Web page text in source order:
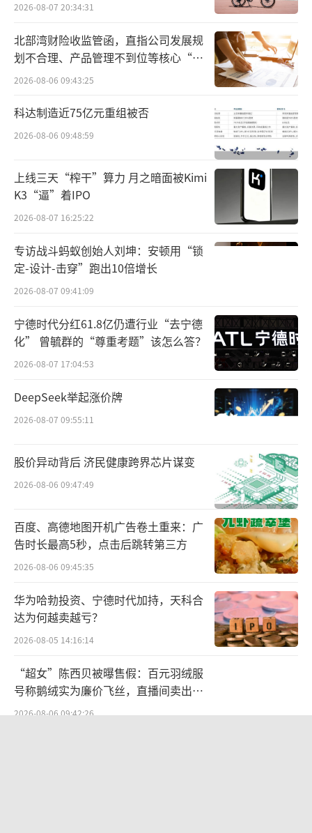
4.85元/股。汇宇制药6月30日至7月3日区间累
计涨幅达24.6%。
而在前几个交易日，也有热景生物、美诺
华等多只医药股发布了股价异动公告。
与近期多只医药股涨幅形成明显反差的
是，今年上半年医药股在二级市场上的表现并
不理想。据Wind数据统计，2026年上半年，上
证指数年内涨幅为3.16%，而申银万国行业分
类下的医药生物板块的507只医药股中，425只
其中，*ST益通、锦好医疗等15只个股区间
跌幅超过50%；力诺药包、华兰股份、海泰新
光等19只个股区间涨幅超过50%。
北京中医药大学卫生健康法治研究与创新
转化中心主任邓勇表示，医药股近期上涨行情
受多重因素驱动。政策端持续释放红利，产业
端国产创新进入收获期，ADC、双抗、细胞与
企接连落地大额海外BD授权，商业化变现通道
打通；估值层面，板块前期深度回调，处于历
史低位，叠加全球生物医药景气上行，XBI指数
走强带动情绪修复，多重利好推动板块集体走
强，龙头个股触发异动公告。
医药股持续回暖的过程中，政策利好不
断。
7月3日晚间，国家药监局综合司就《关于
优化细胞与基因治疗药品审评审批有关事项的
公告（征求意见稿）》公开征求意见，其中提
2026-08-07 20:34:31
北部湾财险收监管函，直指公司发展规
划不合理、产品管理不到位等核心“痛
点”
2026-08-06 09:43:25
科达制造近75亿元重组被否
2026-08-06 09:48:59
上线三天“榨干”算力 月之暗面被Kimi
K3“逼”着IPO
2026-08-07 16:25:22
专访战斗蚂蚁创始人刘坤：安顿用“锁
定-设计-击穿”跑出10倍增长
2026-08-07 09:41:09
宁德时代分红61.8亿仍遭行业“去宁德
化” 曾毓群的“尊重考题”该怎么答？
2026-08-07 17:04:53
DeepSeek举起涨价牌
2026-08-07 09:55:11
股价异动背后 济民健康跨界芯片谋变
2026-08-06 09:47:49
百度、高德地图开机广告卷土重来：广
告时长最高5秒，点击后跳转第三方
2026-08-06 09:45:35
华为哈勃投资、宁德时代加持，天科合
达为何越卖越亏？
2026-08-05 14:16:14
“超女”陈西贝被曝售假：百元羽绒服
号称鹅绒实为廉价飞丝，直播间卖出超
百万元
2026-08-06 09:42:26